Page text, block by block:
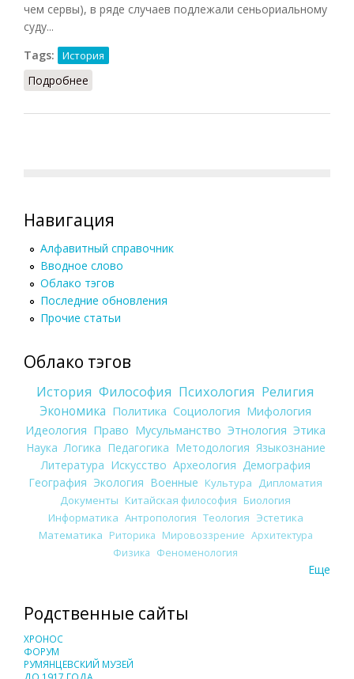
чем сервы), в ряде случаев подлежали сеньориальному
суду...
Tags:
История
Подробнее
Навигация
Алфавитный справочник
Вводное слово
Облако тэгов
Последние обновления
Прочие статьи
Облако тэгов
История Философия Психология Религия
Экономика Политика Социология Мифология
Идеология Право Мусульманство Этнология Этика
Наука Логика Педагогика Методология Языкознание
Литература Искусство Археология Демография
География Экология Военные Культура
Дипломатия
Документы Китайская философия Биология
Информатика Антропология Теология Эстетика
Математика Риторика Мировоззрение Архитектура
Физика Феноменология
Еще
Родственные сайты
ХРОНОС
ФОРУМ
РУМЯНЦЕВСКИЙ МУЗЕЙ